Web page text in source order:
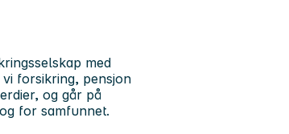
med
forsikring, pensjon
og går på
for samfunnet.